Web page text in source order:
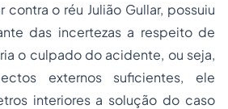
contra o réu Julião Gullar, possuiu
das incertezas a respeito de
o culpado do acidente, ou seja,
externos suficientes, ele
interiores a solução do caso